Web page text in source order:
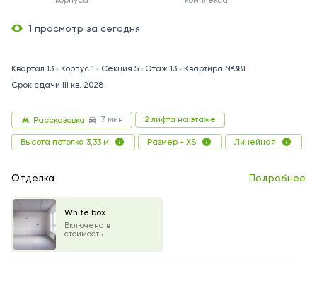
1 просмотр за сегодня
Квартал 13 Корпус 1 Секция 5 Этаж 13
Квартира №381
Срок сдачи III кв. 2028
Рассказовка 7 мин 2 лифта на этаже
Высота потолка 3,33 м Размер - XS Линейная
Отделка Подробнее
White box
Включена в
стоимость